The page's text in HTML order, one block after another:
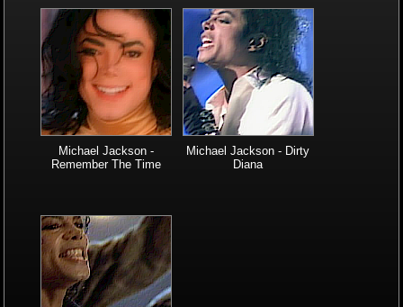
Michael Jackson -
Remember The Time
Michael Jackson - Dirty
Diana